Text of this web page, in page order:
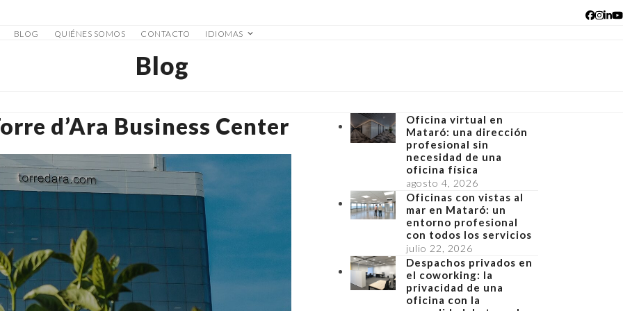
BLOG QUIÉNES SOMOS CONTACTO IDIOMAS
Blog
d’Ara Business Center
Oficina virtual en
Mataró: una dirección
profesional sin
necesidad de una
oficina física
agosto 4, 2026
Oficinas con vistas al
mar en Mataró: un
entorno profesional
con todos los servicios
julio 22, 2026
Despachos privados en
el coworking: la
privacidad de una
oficina con la